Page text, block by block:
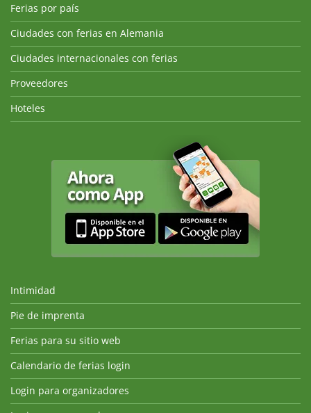
Ferias por país
Ciudades con ferias en Alemania
Ciudades internacionales con ferias
Proveedores
Hoteles
Intimidad
Pie de imprenta
Ferias para su sitio web
Calendario de ferias login
Login para organizadores